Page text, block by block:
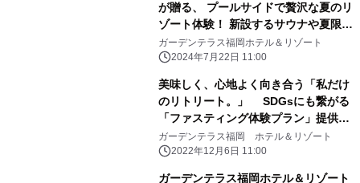
が贈る、 プールサイドで贅沢な夏のリ
ゾート体験！ 新設するサウナや夏限定
プランを提供開始
ガーデンテラス福岡ホテル＆リゾート
2024年7月22日 11:00
美味しく、心地よく向き合う「私だけ
のリトリート。」 SDGsにも繋がる
「ファスティング体験プラン」提供開
始
ガーデンテラス福岡 ホテル＆リゾート
2022年12月6日 11:00
ガーデンテラス福岡ホテル＆リゾート